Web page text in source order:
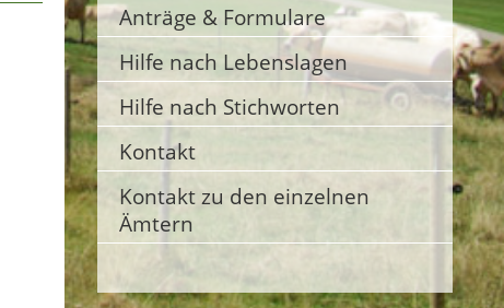
Anträge & Formulare
Hilfe nach Lebenslagen
Hilfe nach Stichworten
Kontakt
Kontakt zu den einzelnen
Ämtern